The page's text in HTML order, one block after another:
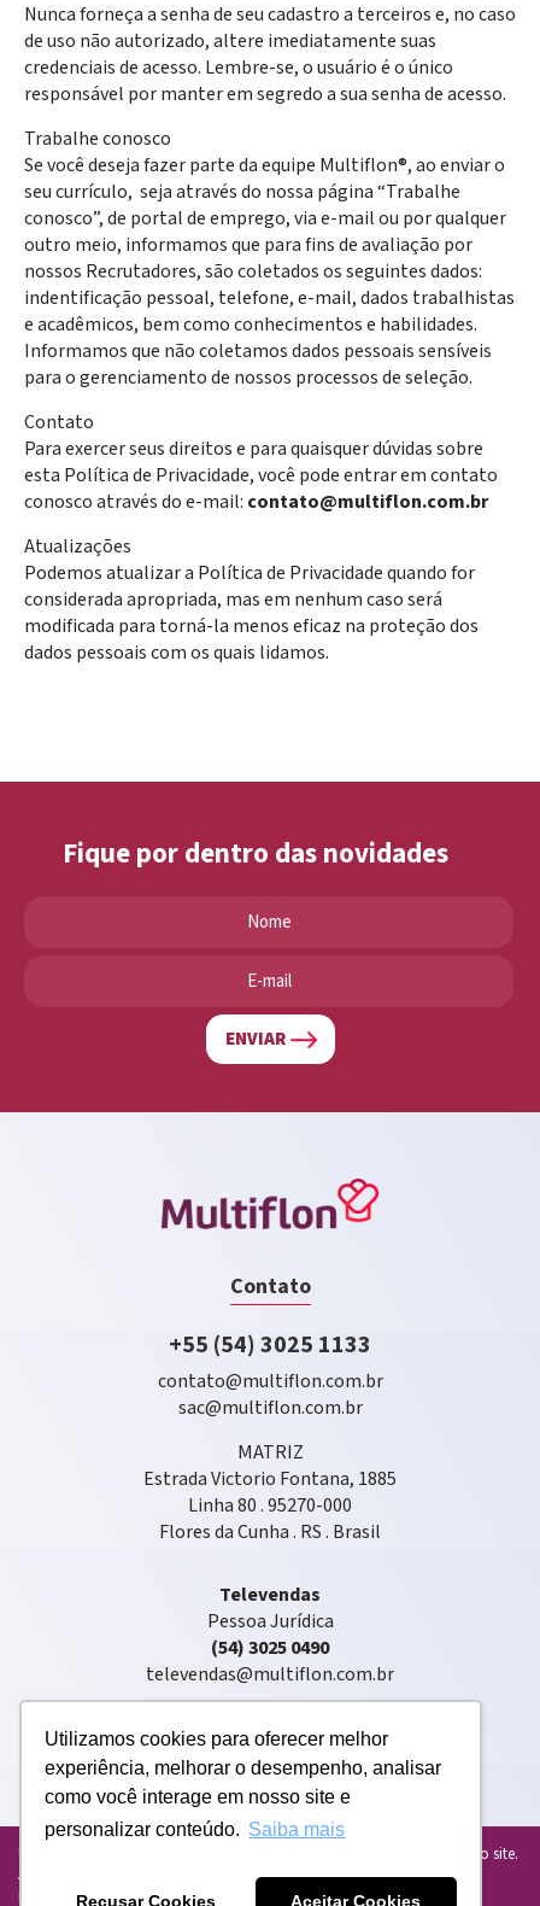
Utilizamos cookies para oferecer melhor
experiência, melhorar o desempenho, analisar
como você interage em nosso site e
personalizar conteúdo. Saiba mais
Recusar Cookies Aceitar Cookies
Nunca forneça a senha de seu cadastro a terceiros e, no caso
de uso não autorizado, altere imediatamente suas
credenciais de acesso. Lembre-se, o usuário é o único
responsável por manter em segredo a sua senha de acesso.
Trabalhe conosco
Se você deseja fazer parte da equipe Multiflon®, ao enviar o
seu currículo, seja através do nossa página “Trabalhe
conosco”, de portal de emprego, via e-mail ou por qualquer
outro meio, informamos que para fins de avaliação por
nossos Recrutadores, são coletados os seguintes dados:
indentificação pessoal, telefone, e-mail, dados trabalhistas
e acadêmicos, bem como conhecimentos e habilidades.
Informamos que não coletamos dados pessoais sensíveis
para o gerenciamento de nossos processos de seleção.
Contato
Para exercer seus direitos e para quaisquer dúvidas sobre
esta Política de Privacidade, você pode entrar em contato
conosco através do e-mail: contato@multiflon.com.br
Atualizações
Podemos atualizar a Política de Privacidade quando for
considerada apropriada, mas em nenhum caso será
modificada para torná-la menos eficaz na proteção dos
dados pessoais com os quais lidamos.
Fique por dentro das novidades
ENVIAR
Contato
+55 (54) 3025 1133
contato@multiflon.com.br
sac@multiflon.com.br
MATRIZ
Estrada Victorio Fontana, 1885
Linha 80 . 95270-000
Flores da Cunha . RS . Brasil
Televendas
Pessoa Jurídica
(54) 3025 0490
televendas@multiflon.com.br
Copyright © 2020 . Multiflon® . Todos os direitos reservados
Usamos cookies para personalizar e melhorar sua experiência em nosso site.
Ao usar o nosso site, você concorda com o uso de cookies. Para mais
informações, leia nossaPolítica de Privacidade atualizada.